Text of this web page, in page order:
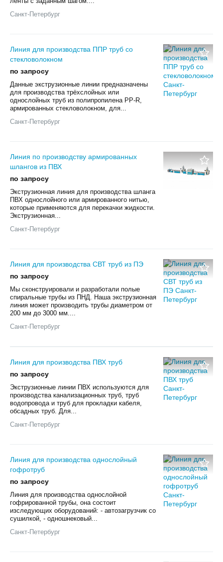
Санкт-Петербург
Линия для производства ППР труб со
стекловолокном
по запросу
Данные экструзионные линии предназначены
для производства трёхслойных или
однослойных труб из полипропилена PP-R,
армированных стекловолокном, для...
Санкт-Петербург
Линия по производству армированных
шлангов из ПВХ
по запросу
Экструзионная линия для производства шланга
ПВХ однослойного или армированного нитью,
которые применяются для перекачки жидкости.
Экструзионная...
Санкт-Петербург
Линия для производства СВТ труб из ПЭ
по запросу
Мы сконструировали и разработали полые
спиральные трубы из ПНД. Наша экструзионная
линия может производить трубы диаметром от
200 мм до 3000 мм....
Санкт-Петербург
Линия для производства ПВХ труб
по запросу
Экструзионные линии ПВХ используются для
производства канализационных труб, труб
водопровода и труб для прокладки кабеля,
обсадных труб. Для...
Санкт-Петербург
Линия для производства однослойный
гофротруб
по запросу
Линия для производства однослойной
гофрированной трубы, она состоит
изследующих оборудований: - автозагрузчик со
сушилкой, - одношнековый...
Санкт-Петербург